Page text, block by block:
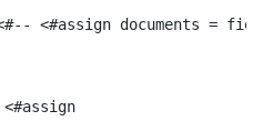
<#assign documents =
<#assign